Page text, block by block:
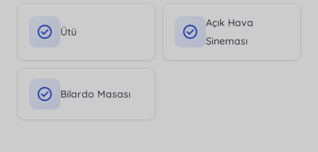
Ütü
Açık Hava
Sineması
Bilardo Masası